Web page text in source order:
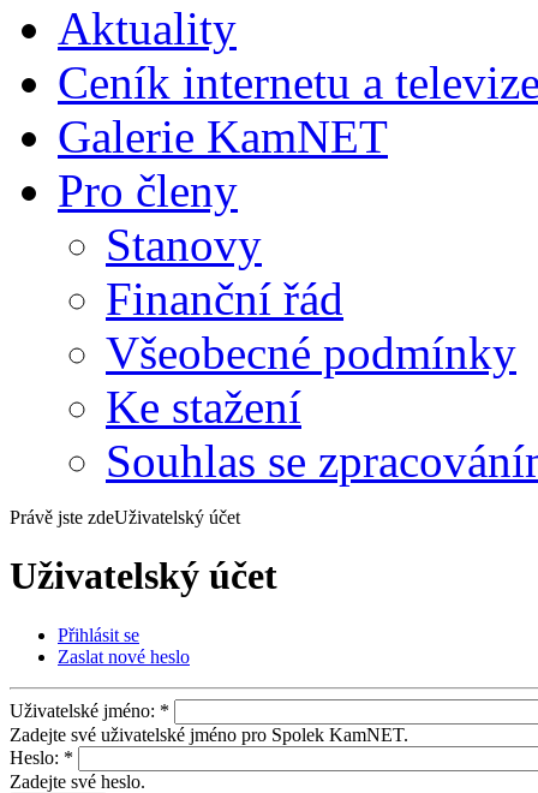
Aktuality
Ceník internetu a
Galerie KamNET
Pro členy
Stanovy
Finanční řád
Všeobecné podmínky
Ke stažení
Souhlas se
Právě jste zdeUživatelský účet
Uživatelský účet
Přihlásit se
Zaslat nové heslo
Uživatelské jméno: *
Zadejte své uživatelské jméno pro Spolek KamNET.
Heslo: *
Zadejte své heslo.